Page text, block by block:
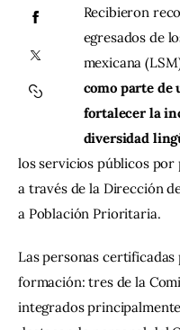
Contacto
Recibieron
egresados de
mexicana
como parte de
fortalecer la
diversidad
los servicios públicos por
a través de la Dirección
a Población Prioritaria.
Las personas
formación: tres de la
integrados